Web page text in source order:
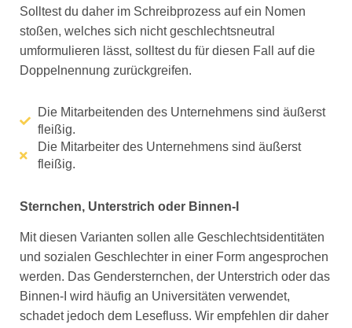
Solltest du daher im Schreibprozess auf ein Nomen
stoßen, welches sich nicht geschlechtsneutral
umformulieren lässt, solltest du für diesen Fall auf die
Doppelnennung zurückgreifen.
Die Mitarbeitenden des Unternehmens sind äußerst
fleißig.
Die Mitarbeiter des Unternehmens sind äußerst
fleißig.
Sternchen, Unterstrich oder Binnen-I
Mit diesen Varianten sollen alle Geschlechtsidentitäten
und sozialen Geschlechter in einer Form angesprochen
werden. Das Gendersternchen, der Unterstrich oder das
Binnen-I wird häufig an Universitäten verwendet,
schadet jedoch dem Lesefluss. Wir empfehlen dir daher